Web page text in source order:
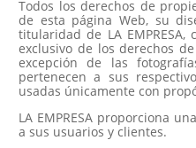
Todos los derechos de
de esta página Web, su
titularidad de LA
exclusivo de los derechos
excepción de las
pertenecen a sus
usadas únicamente con
LA EMPRESA proporciona
a sus usuarios y clientes.